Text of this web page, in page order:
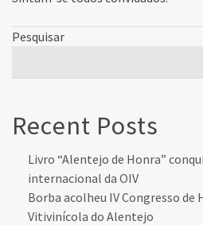
Pesquisar
Recent Posts
Livro “Alentejo de Honra”
internacional da OIV
Borba acolheu IV Congresso
Vitivinícola do Alentejo